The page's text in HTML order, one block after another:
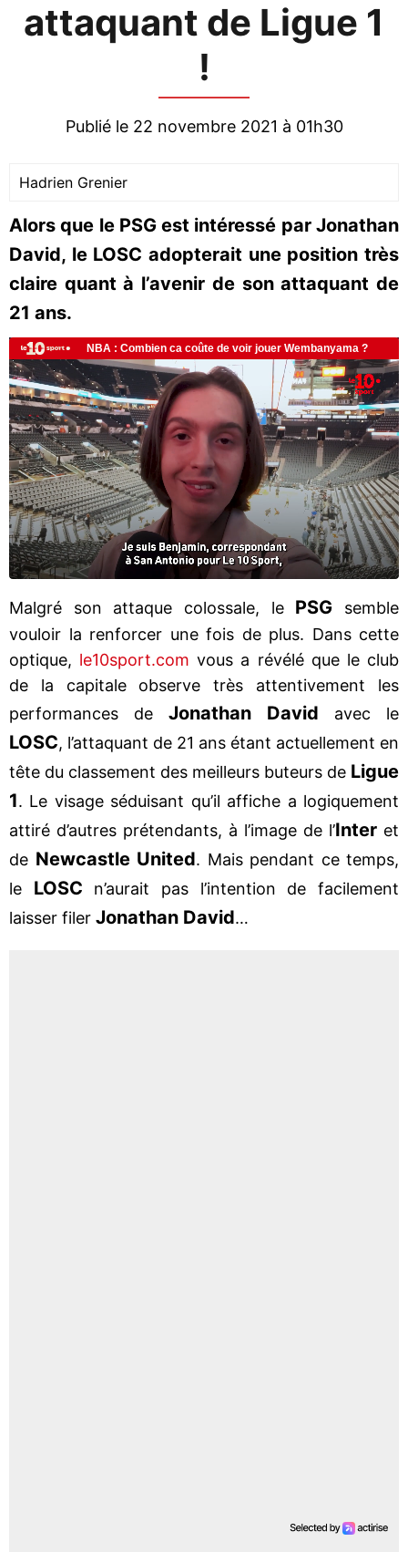
attaquant de Ligue 1
!
Publié le 22 novembre 2021 à 01h30
Hadrien Grenier
Alors que le PSG est intéressé par Jonathan
David, le LOSC adopterait une position très
claire quant à l’avenir de son attaquant de
21 ans.
Malgré son attaque colossale, le PSG semble
vouloir la renforcer une fois de plus. Dans cette
optique, le10sport.com vous a révélé que le club
de la capitale observe très attentivement les
performances de Jonathan David avec le
LOSC, l’attaquant de 21 ans étant actuellement en
tête du classement des meilleurs buteurs de Ligue
1. Le visage séduisant qu’il affiche a logiquement
attiré d’autres prétendants, à l’image de l’Inter et
de Newcastle United. Mais pendant ce temps,
le LOSC n’aurait pas l’intention de facilement
laisser filer Jonathan David…